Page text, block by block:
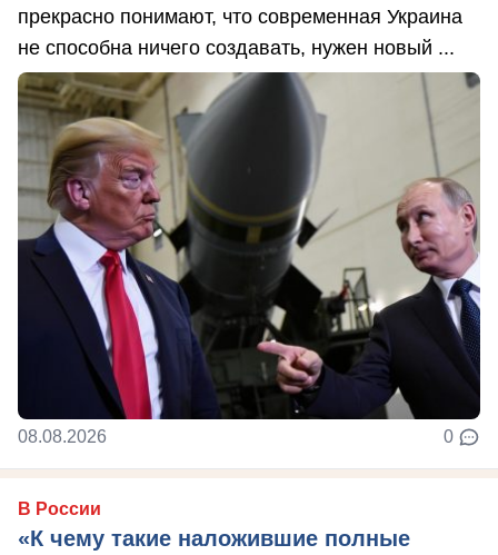
прекрасно понимают, что современная Украина
не способна ничего создавать, нужен новый ...
08.08.2026 0
В России
«К чему такие наложившие полные